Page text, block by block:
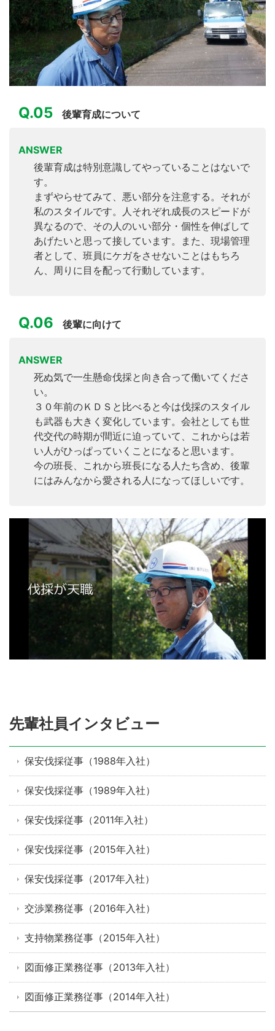
Q.05 後輩育成について
ANSWER
後輩育成は特別意識してやっていることはないで
す。
まずやらせてみて、悪い部分を注意する。それが
私のスタイルです。人それぞれ成長のスピードが
異なるので、その人のいい部分・個性を伸ばして
あげたいと思って接しています。また、現場管理
者として、班員にケガをさせないことはもちろ
ん、周りに目を配って行動しています。
Q.06 後輩に向けて
ANSWER
死ぬ気で一生懸命伐採と向き合って働いてくださ
い。
３０年前のＫＤＳと比べると今は伐採のスタイル
も武器も大きく変化しています。会社としても世
代交代の時期が間近に迫っていて、これからは若
い人がひっぱっていくことになると思います。
今の班長、これから班長になる人たち含め、後輩
にはみんなから愛される人になってほしいです。
先輩社員インタビュー
保安伐採従事（1988年入社）
保安伐採従事（1989年入社）
保安伐採従事（2011年入社）
保安伐採従事（2015年入社）
保安伐採従事（2017年入社）
交渉業務従事（2016年入社）
支持物業務従事（2015年入社）
図面修正業務従事（2013年入社）
図面修正業務従事（2014年入社）